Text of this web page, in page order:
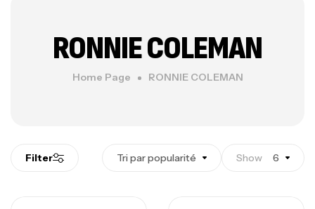
RONNIE COLEMAN
Home Page RONNIE COLEMAN
Filter Tri par popularité Show 6